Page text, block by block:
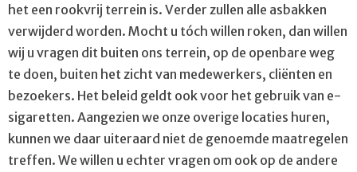
het een rookvrij terrein is. Verder zullen alle asbakken
verwijderd worden. Mocht u tóch willen roken, dan willen
wij u vragen dit buiten ons terrein, op de openbare weg
te doen, buiten het zicht van medewerkers, cliënten en
bezoekers. Het beleid geldt ook voor het gebruik van e-
sigaretten. Aangezien we onze overige locaties huren,
kunnen we daar uiteraard niet de genoemde maatregelen
treffen. We willen u echter vragen om ook op de andere